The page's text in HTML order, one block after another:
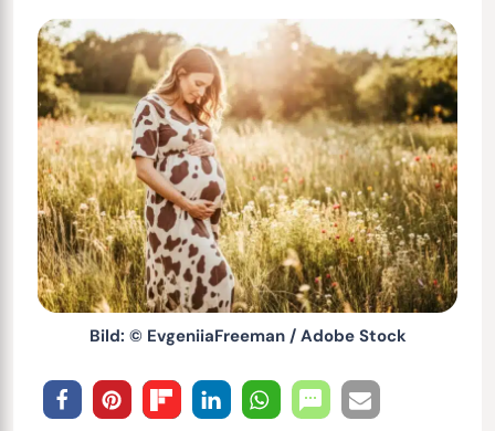
Bild: © EvgeniiaFreeman / Adobe Stock